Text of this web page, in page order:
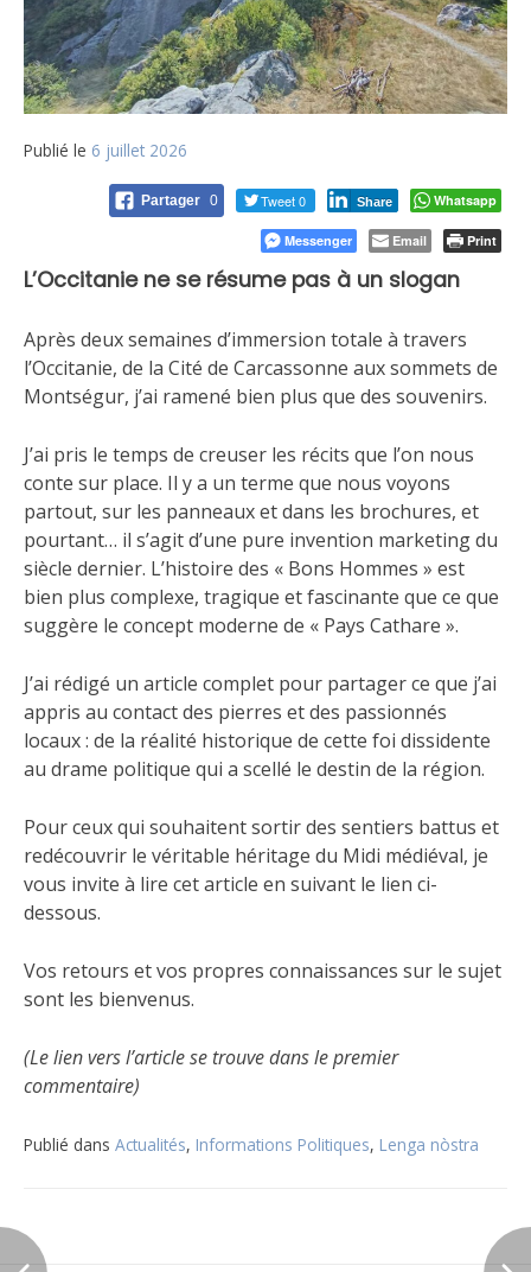
Publié le 6 juillet 2026
Partager 0 Tweet 0 Share Whatsapp
Messenger Email Print
L’Occitanie ne se résume pas à un slogan
Après deux semaines d’immersion totale à travers
l’Occitanie, de la Cité de Carcassonne aux sommets de
Montségur, j’ai ramené bien plus que des souvenirs.
J’ai pris le temps de creuser les récits que l’on nous
conte sur place. Il y a un terme que nous voyons
partout, sur les panneaux et dans les brochures, et
pourtant… il s’agit d’une pure invention marketing du
siècle dernier. L’histoire des « Bons Hommes » est
bien plus complexe, tragique et fascinante que ce que
suggère le concept moderne de « Pays Cathare ».
J’ai rédigé un article complet pour partager ce que j’ai
appris au contact des pierres et des passionnés
locaux : de la réalité historique de cette foi dissidente
au drame politique qui a scellé le destin de la région.
Pour ceux qui souhaitent sortir des sentiers battus et
redécouvrir le véritable héritage du Midi médiéval, je
vous invite à lire cet article en suivant le lien ci-
dessous.
Vos retours et vos propres connaissances sur le sujet
sont les bienvenus.
(Le lien vers l’article se trouve dans le premier
commentaire)
Publié dans Actualités, Informations Politiques, Lenga nòstra
de